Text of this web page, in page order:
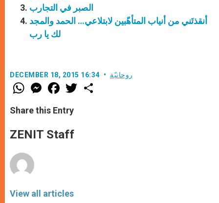
الصبر في التجارب
أنقذتَني من أنياب المتأهّبين لابتلاعي… الحمد والمجد
لك يا رب
DECEMBER 18, 2015 16:34 روحانيّة
W
h
t
s
p
p
M
e
s
e
g
e
F
a
e
b
o
k
w
Share this Entry
ZENIT Staff
View all articles